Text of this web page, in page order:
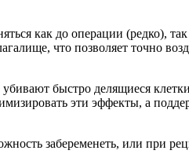
как до операции (редко),
что позволяет точно
убивают быстро делящиеся
эти эффекты, а
забеременеть, или при